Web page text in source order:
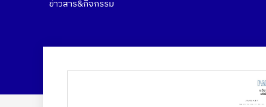
ข่าวสาร&กิจกรรม